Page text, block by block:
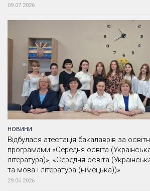
09.07.2026
НОВИНИ
Відбулася атестація бакалаврів за
програмами «Середня освіта
література)», «Середня освіта
та мова і література (німецька))»
29.06.2026